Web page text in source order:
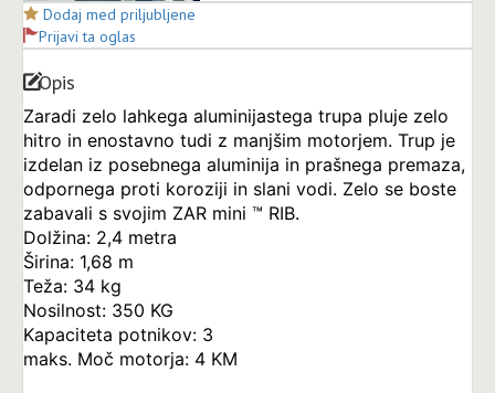
Dodaj med priljubljene
Prijavi ta oglas
Opis
Zaradi zelo lahkega aluminijastega trupa pluje zelo
hitro in enostavno tudi z manjšim motorjem. Trup je
izdelan iz posebnega aluminija in prašnega premaza,
odpornega proti koroziji in slani vodi. Zelo se boste
zabavali s svojim ZAR mini ™ RIB.
Dolžina: 2,4 metra
Širina: 1,68 m
Teža: 34 kg
Nosilnost: 350 KG
Kapaciteta potnikov: 3
maks. Moč motorja: 4 KM